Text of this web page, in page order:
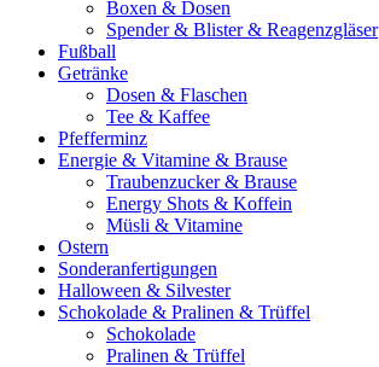
Boxen & Dosen
Spender & Blister & Reagenzgläser
Fußball
Getränke
Dosen & Flaschen
Tee & Kaffee
Pfefferminz
Energie & Vitamine & Brause
Traubenzucker & Brause
Energy Shots & Koffein
Müsli & Vitamine
Ostern
Sonderanfertigungen
Halloween & Silvester
Schokolade & Pralinen & Trüffel
Schokolade
Pralinen & Trüffel